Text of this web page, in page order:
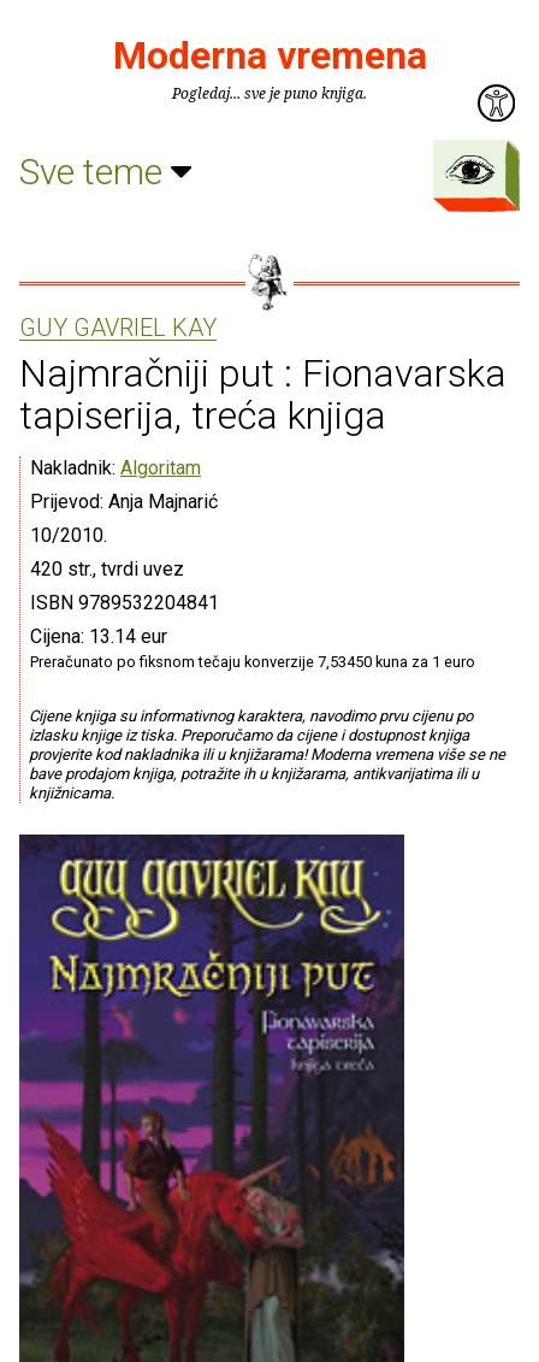
Moderna vremena
Pogledaj... sve je puno knjiga.
Sve teme
GUY GAVRIEL KAY
Najmračniji put : Fionavarska
tapiserija, treća knjiga
Nakladnik: Algoritam
Prijevod: Anja Majnarić
10/2010.
420 str., tvrdi uvez
ISBN 9789532204841
Cijena: 13.14 eur
Preračunato po fiksnom tečaju konverzije 7,53450 kuna za 1 euro
Cijene knjiga su informativnog karaktera, navodimo prvu cijenu po
izlasku knjige iz tiska. Preporučamo da cijene i dostupnost knjiga
provjerite kod nakladnika ili u knjižarama! Moderna vremena više se ne
bave prodajom knjiga, potražite ih u knjižarama, antikvarijatima ili u
knjižnicama.